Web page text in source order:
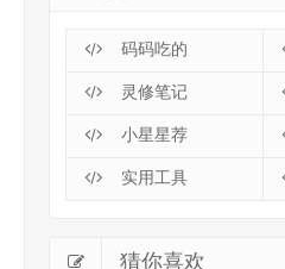
码码吃的
灵修笔记
小星星荐
实用工具
猜你喜欢